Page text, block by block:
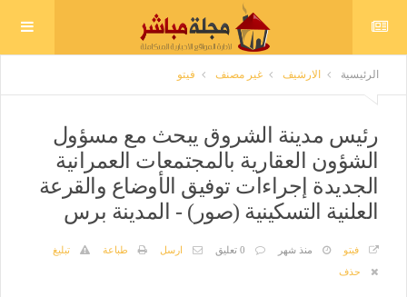
الرئيسية الارشيف غير مصنف فيتو
رئيس مدينة الشروق يبحث مع مسؤول
الشؤون العقارية بالمجتمعات العمرانية
الجديدة إجراءات توفيق الأوضاع والقرعة
العلنية التسكينية (صور) - المدينة برس
فيتو منذ شهر 0 تعليق ارسل طباعة
تبليغ
حذف